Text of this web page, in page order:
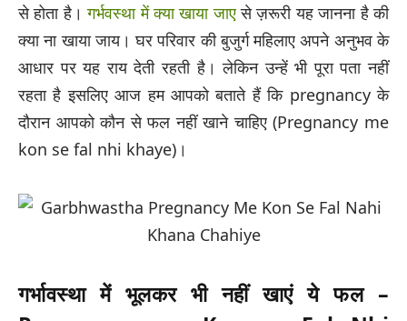
से होता है।गर्भवस्था में क्या खाया जाएसे ज़रूरी यह जानना है की
क्या ना खाया जाय। घर परिवार की बुजुर्ग महिलाए अपने अनुभव के
आधार पर यह राय देती रहती है। लेकिन उन्हें भी पूरा पता नहीं
रहता है इसलिए आज हम आपको बताते हैं कि pregnancy के
दौरान आपको कौन से फल नहीं खाने चाहिए (Pregnancy me
kon se fal nhi khaye)।
गर्भावस्था में भूलकर भी नहीं खाएं ये फल –